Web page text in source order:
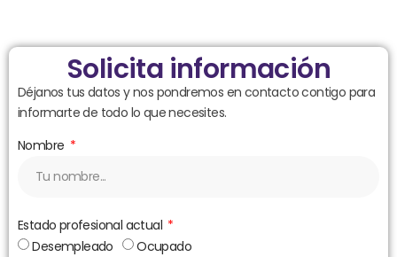
Solicita información
Déjanos tus datos y nos pondremos en contacto contigo para
informarte de todo lo que necesites.
Nombre
Estado profesional actual
Desempleado
Ocupado